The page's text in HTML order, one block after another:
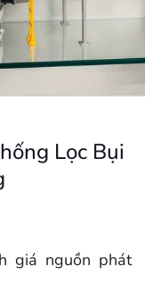
Lọc Bụi
giá nguồn phát